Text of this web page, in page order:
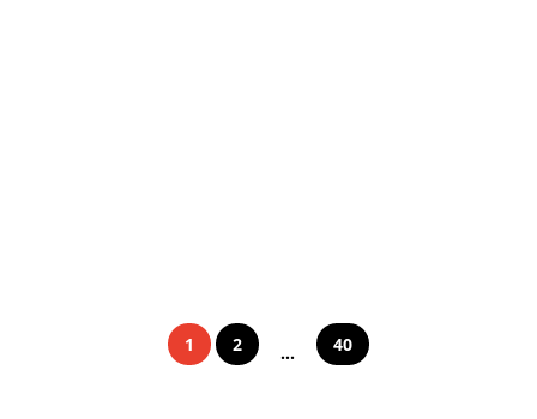
1 2 ... 40